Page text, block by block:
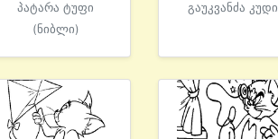
პატარა ტუფი
(ნიბლი)
გაუკვანძა კუდი